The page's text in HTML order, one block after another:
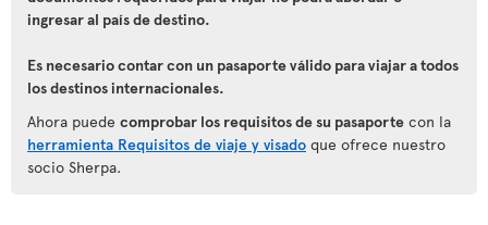
ingresar al país de destino.
Es necesario contar con un pasaporte válido para viajar a todos
los destinos internacionales.
Ahora puede comprobar los requisitos de su pasaporte con la
herramienta Requisitos de viaje y visado que ofrece nuestro
socio Sherpa.